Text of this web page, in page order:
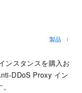
製品
ンスタンスを購入お
DDoS Proxy イン